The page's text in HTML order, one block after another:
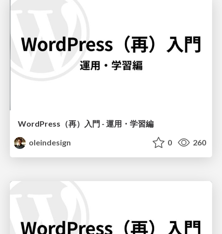
WordPress（再）入門 - 運用・学習編
oleindesign
0 260